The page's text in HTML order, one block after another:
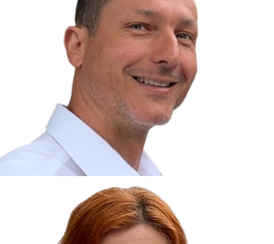
Aby sme vedeli, čo sa deje na webových stránkach a aby sme
vám mohli prispôsobiť ponuky na mieru či reklamu,
používame cookies a taktiežslužby spoločnosti Google
Čo sú cookies?
Cookies sú malé textové súbory, ktoré môžu byť používané
webovými stránkami, aby zefektívnili používateľský zážitok.
Vďaka cookies vám môžeme ponúkať služby podľa toho, čo
naozaj hľadáte a chcete nájsť.
Kedykoľvek sa môžete slobodne rozhodnúť, ktoré typy
používania cookies chcete umožniť.
Zákon uvádza, že môžeme ukladať cookies na vašom
zariadení, pokiaľ sú nevyhnutne nutné pre prevádzku tejto
Cookies, ktoré používame
Technické a nevyhnutné cookies